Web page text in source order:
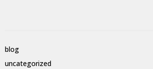
blog
uncategorized